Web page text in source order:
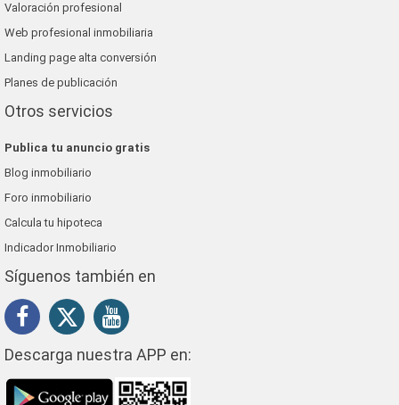
Valoración profesional
Web profesional inmobiliaria
Landing page alta conversión
Planes de publicación
Otros servicios
Publica tu anuncio gratis
Blog inmobiliario
Foro inmobiliario
Calcula tu hipoteca
Indicador Inmobiliario
Síguenos también en
Descarga nuestra APP en: